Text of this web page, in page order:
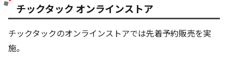
チックタック オンラインストア
チックタックのオンラインストアでは先着予約販売を実
施。